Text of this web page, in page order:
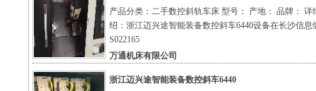
产品分类：二手数控斜轨车床 型号： 产地： 品牌： 详
绍：浙江迈兴途智能装备数控斜车6440设备在长沙信息
S022165
万通机床有限公司
浙江迈兴途智能装备数控斜车6440